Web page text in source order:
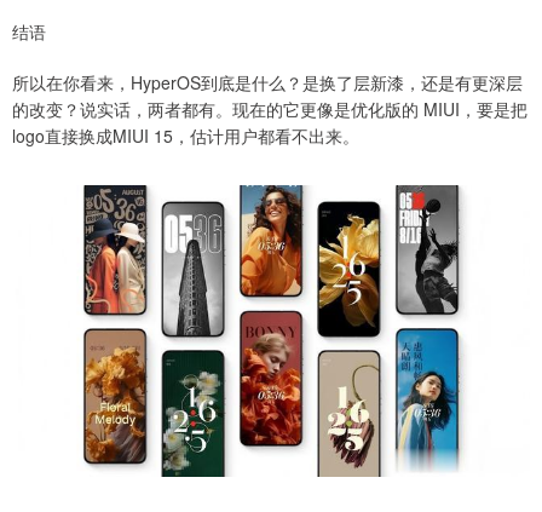
结语
所以在你看来，HyperOS到底是什么？是换了层新漆，还是有更深层
的改变？说实话，两者都有。现在的它更像是优化版的 MIUI，要是把
logo直接换成MIUI 15，估计用户都看不出来。